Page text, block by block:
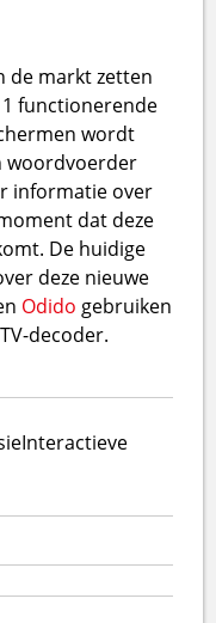
de markt zetten
functionerende
wordt
woordvoerder
informatie over
dat deze
De huidige
deze nieuwe
Odido gebruiken
decoder.
Interactieve